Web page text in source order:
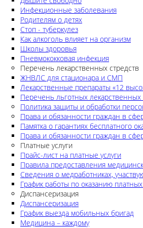
Инфекционные заболевания
Родителям о детях
Стоп - туберкулез
Как алкоголь влияет на организм
Школы здоровья
Пневмококковая инфекция
Перечень лекарственных стредств
ЖНВЛС для стационара и СМП
Лекарственные препараты «12
Перечень льготных лекарственных
Политика защиты и обработки
Права и обязанности граждан в
Памятка о гарантиях бесплатного
Права и обязанности граждан в
Платные услуги
Прайс-лист на платные услуги
Правила предоставления
Сведения о медработниках,
График работы по оказанию
Диспансеризация
Диспансеризация
График выезда мобильных бригад
Медицина – каждому